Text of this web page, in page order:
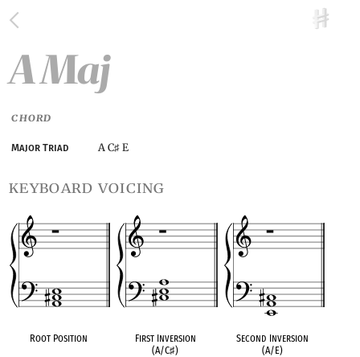
A Maj
CHORD
Major Triad A C♯ E
keyboard voicing
Root Position
First Inversion
(A/C♯)
Second Inversion
(A/E)